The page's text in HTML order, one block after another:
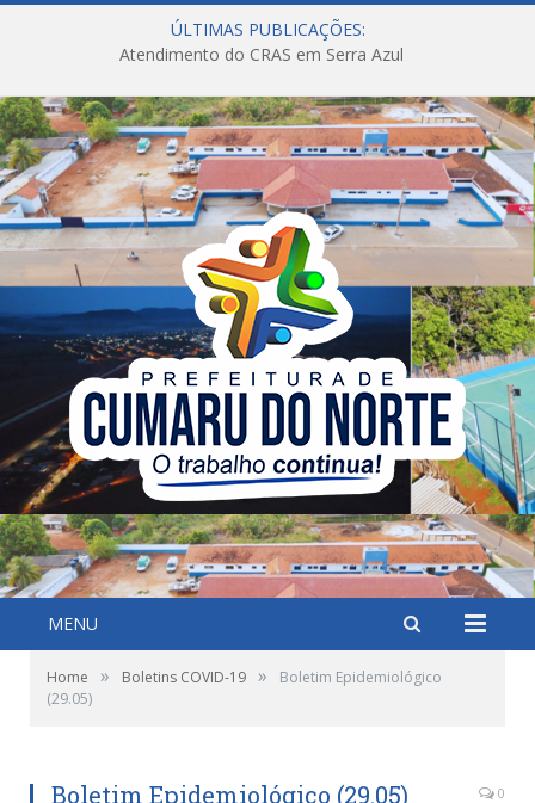
ÚLTIMAS PUBLICAÇÕES:
Atendimento do CRAS em Serra Azul
MENU
Home » Boletins COVID-19 »
Boletim Epidemiológico
(29.05)
Boletim Epidemiológico (29.05) 0